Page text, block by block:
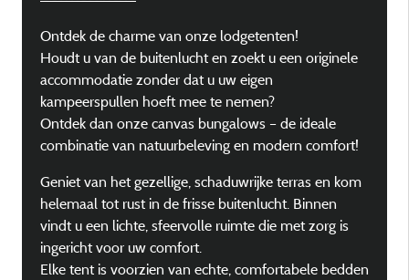
Ontdek de charme van onze lodgetenten!
Houdt u van de buitenlucht en zoekt u een originele
accommodatie zonder dat u uw eigen
kampeerspullen hoeft mee te nemen?
Ontdek dan onze canvas bungalows – de ideale
combinatie van natuurbeleving en modern comfort!
Geniet van het gezellige, schaduwrijke terras en kom
helemaal tot rust in de frisse buitenlucht. Binnen
vindt u een lichte, sfeervolle ruimte die met zorg is
ingericht voor uw comfort.
Elke tent is voorzien van echte, comfortabele bedden